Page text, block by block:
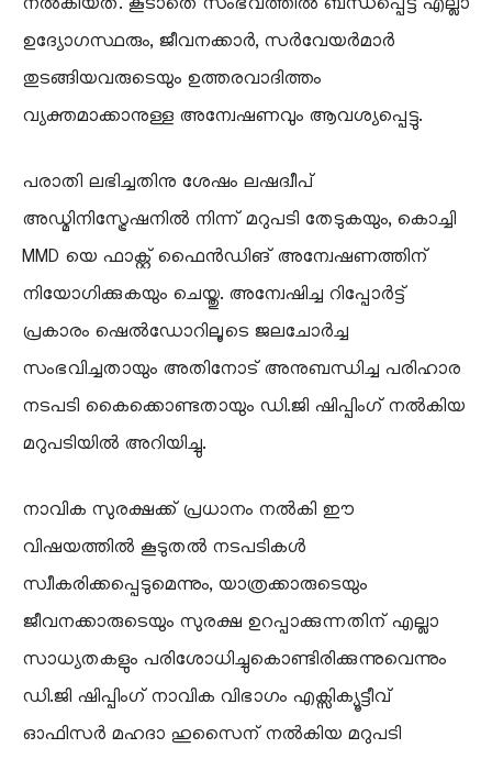
ഉദ്യോഗസ്ഥരും, ജീവനക്കാർ, സർവേയർമാർ
തുടങ്ങിയവരുടെയും ഉത്തരവാദിത്തം
വ്യക്തമാക്കാനുള്ള അന്വേഷണവും ആവശ്യപ്പെട്ടു.
പരാതി ലഭിച്ചതിനു ശേഷം ലഷദ്വീപ്
അഡ്മിനിസ്ട്രേഷനിൽ നിന്ന് മറുപടി തേടുകയും, കൊച്ചി
MMD യെ ഫാക്റ്റ് ഫൈൻഡിങ് അന്വേഷണത്തിന്
നിയോഗിക്കുകയും ചെയ്തു. അന്വേഷിച്ച റിപ്പോർട്ട്
പ്രകാരം ഷെൽഡോറിലൂടെ ജലചോർച്ച
സംഭവിച്ചതായും അതിനോട് അനുബന്ധിച്ച പരിഹാര
നടപടി കൈക്കൊണ്ടതായും ഡി.ജി ഷിപ്പിംഗ് നൽകിയ
മറുപടിയിൽ അറിയിച്ചു.
നാവിക സുരക്ഷക്ക് പ്രധാനം നൽകി ഈ
വിഷയത്തിൽ കൂടുതൽ നടപടികൾ
സ്വീകരിക്കപ്പെടുമെന്നും, യാത്രക്കാരുടെയും
ജീവനക്കാരുടെയും സുരക്ഷ ഉറപ്പാക്കുന്നതിന് എല്ലാ
സാധ്യതകളും പരിശോധിച്ചുകൊണ്ടിരിക്കുന്നുവെന്നും
ഡി.ജി ഷിപ്പിംഗ് നാവിക വിഭാഗം എക്സിക്യൂട്ടീവ്
ഓഫിസർ മഹദാ ഹുസൈന് നൽകിയ മറുപടി